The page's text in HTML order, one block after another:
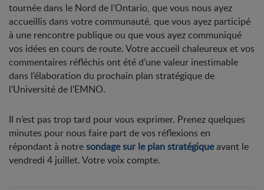
tournée dans le Nord de l’Ontario, que vous nous ayez
accueillis dans votre communauté, que vous ayez participé
à une rencontre publique ou que vous ayez communiqué
vos idées en cours de route. Votre accueil chaleureux et vos
commentaires réfléchis ont été d’une valeur inestimable
dans l’élaboration du prochain plan stratégique de
l’Université de l’EMNO.
Il n’est pas trop tard pour vous exprimer. Prenez quelques
minutes pour nous faire part de vos réflexions en
répondant à notresondage sur le plan stratégiqueavant le
vendredi 4 juillet. Votre voix compte.